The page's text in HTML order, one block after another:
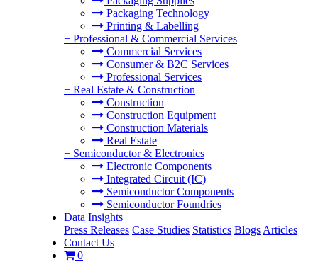
Packaging Technology
Printing & Labelling
+ Professional & Commercial Services
Commercial Services
Consumer & B2C Services
Professional Services
+ Real Estate & Construction
Construction
Construction Equipment
Construction Materials
Real Estate
+ Semiconductor & Electronics
Electronic Components
Integrated Circuit (IC)
Semiconductor Components
Semiconductor Foundries
Data Insights
Press Releases Case Studies Statistics Blogs Articles
Contact Us
0